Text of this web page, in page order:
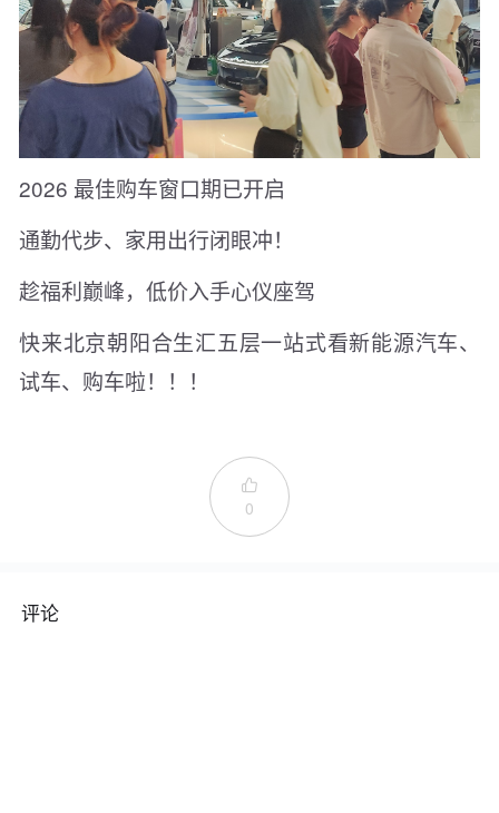
2026 最佳购车窗口期已开启
通勤代步、家用出行闭眼冲！
趁福利巅峰，低价入手心仪座驾
快来北京朝阳合生汇五层一站式看新能源汽车、
试车、购车啦！！！

0
评论